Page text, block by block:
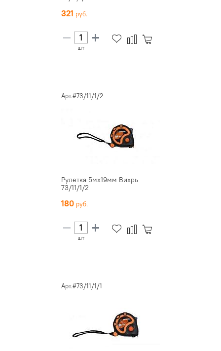
321
шт
Арт.#73/11/1/2
Рулетка 5мх19мм Вихрь
73/11/1/2
180
шт
Арт.#73/11/1/1